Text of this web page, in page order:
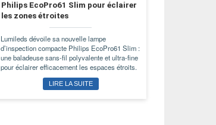
Philips EcoPro61 Slim pour éclairer
les zones étroites
Lumileds dévoile sa nouvelle lampe
d’inspection compacte Philips EcoPro61 Slim :
une baladeuse sans-fil polyvalente et ultra-fine
pour éclairer efficacement les espaces étroits.
LIRE LA SUITE